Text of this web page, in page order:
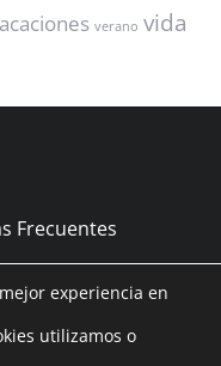
verano vida
Frecuentes
Política Privacidad
experiencia en
utilizamos o